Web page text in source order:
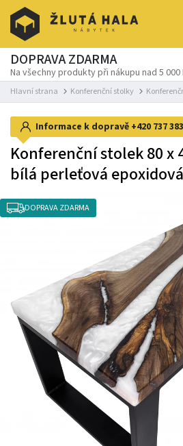
DOPRAVA ZDARMA
Na všechny produkty při nákupu nad 5 000
Hlavní strana Konferenční stolky
Informace k dopravě +420 737
Konferenční stolek 80 x
bílá perleťová
DOPRAVA ZDARMA